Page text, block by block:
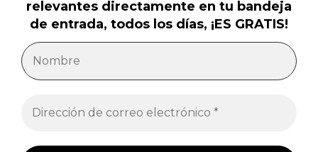
relevantes directamente en tu bandeja
de entrada, todos los días, ¡ES GRATIS!